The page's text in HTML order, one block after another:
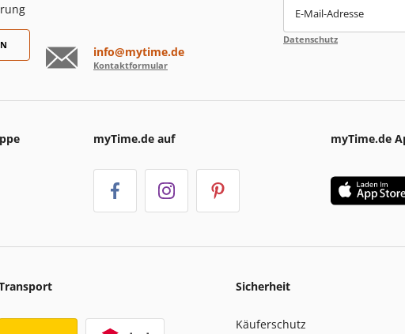
info@mytime.de
Kontaktformular
E-Mail-Adresse
Datenschutz
myTime.de auf myTime.de
Sicherheit
Käuferschutz